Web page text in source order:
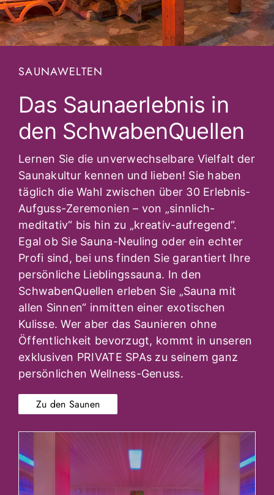
SAUNAWELTEN
Das Saunaerlebnis in
den SchwabenQuellen
Lernen Sie die unverwechselbare Vielfalt der
Saunakultur kennen und lieben! Sie haben
täglich die Wahl zwischen über 30 Erlebnis-
Aufguss-Zeremonien – von „sinnlich-
meditativ“ bis hin zu „kreativ-aufregend“.
Egal ob Sie Sauna-Neuling oder ein echter
Profi sind, bei uns finden Sie garantiert Ihre
persönliche Lieblingssauna. In den
SchwabenQuellen erleben Sie „Sauna mit
allen Sinnen“ inmitten einer exotischen
Kulisse. Wer aber das Saunieren ohne
Öffentlichkeit bevorzugt, kommt in unseren
exklusiven PRIVATE SPAs zu seinem ganz
persönlichen Wellness-Genuss.
Zu den Saunen